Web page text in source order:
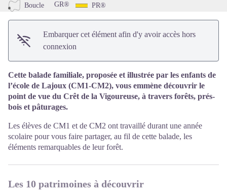
Boucle
GR® PR®
Embarquer cet élément afin d'y avoir accès hors
connexion
Cette balade familiale, proposée et illustrée par les enfants de
l’école de Lajoux (CM1-CM2), vous emmène découvrir le
point de vue du Crêt de la Vigoureuse, à travers forêts, prés-
bois et pâturages.
Les élèves de CM1 et de CM2 ont travaillé durant une année
scolaire pour vous faire partager, au fil de cette balade, les
éléments remarquables de leur forêt.
Les 10 patrimoines à découvrir